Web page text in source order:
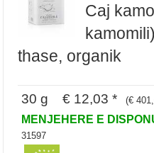
Caj
thase, organik
30 g € 12,03 * (€
MENJEHERE E
31597